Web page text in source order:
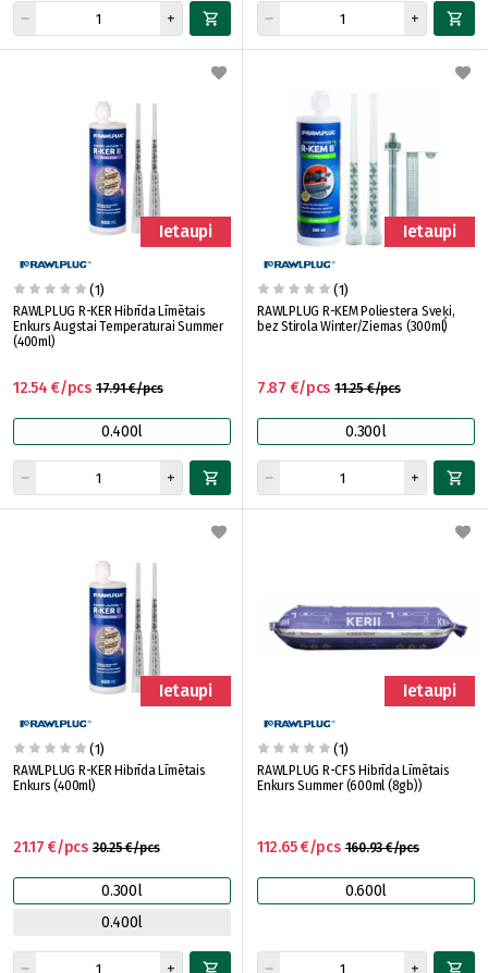
Ietaupi
(1)
RAWLPLUG R-KER Hibrīda Līmētais
Enkurs Augstai Temperaturai Summer
(400ml)
17.91 €/pcs
12.54 €/pcs
0.400l
Ietaupi
(1)
RAWLPLUG R-KEM Poliestera Sveķi,
bez Stirola Winter/Ziemas (300ml)
11.25 €/pcs
7.87 €/pcs
0.300l
Ietaupi
(1)
RAWLPLUG R-KER Hibrīda Līmētais
Enkurs (400ml)
30.25 €/pcs
21.17 €/pcs
0.300l
0.400l
Ietaupi
(1)
RAWLPLUG R-CFS Hibrīda Līmētais
Enkurs Summer (600ml (8gb))
160.93 €/pcs
112.65 €/pcs
0.600l